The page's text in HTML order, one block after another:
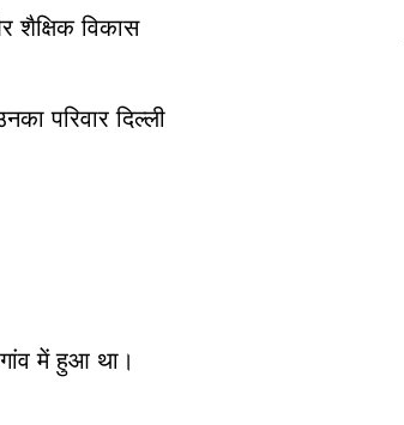
शैक्षिक विकास
परिवार दिल्ली
में हुआ था।